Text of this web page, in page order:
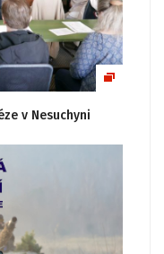
v Nesuchyni